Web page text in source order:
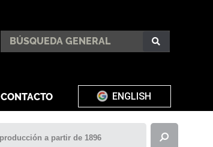
CONTACTO ENGLISH